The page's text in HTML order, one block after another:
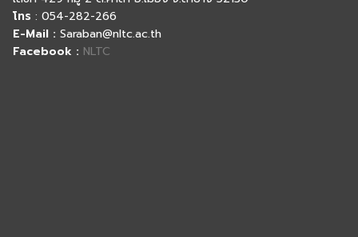
โทร : 054-282-266
E-Mail : Saraban@nltc.ac.th
Facebook : NLTC